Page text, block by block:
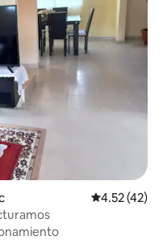
Calificación
4.52 (42)